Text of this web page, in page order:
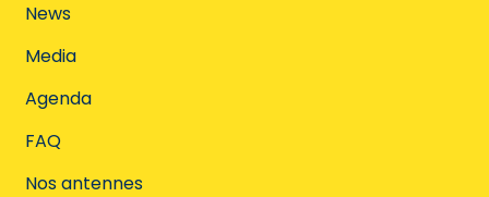
News
Media
Agenda
FAQ
Nos antennes